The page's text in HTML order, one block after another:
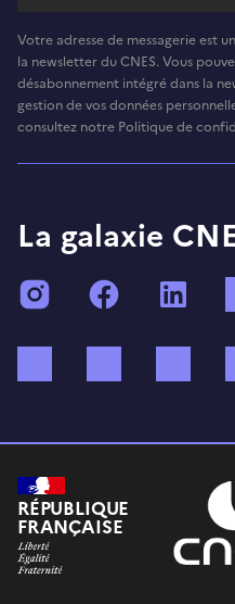
Votre adresse de messagerie est
la newsletter du CNES. Vous
désabonnement intégré dans la
gestion de vos données
consultez notre Politique de
La galaxie
InstagramFacebook
RÉPUBLIQUE
FRANÇAISE